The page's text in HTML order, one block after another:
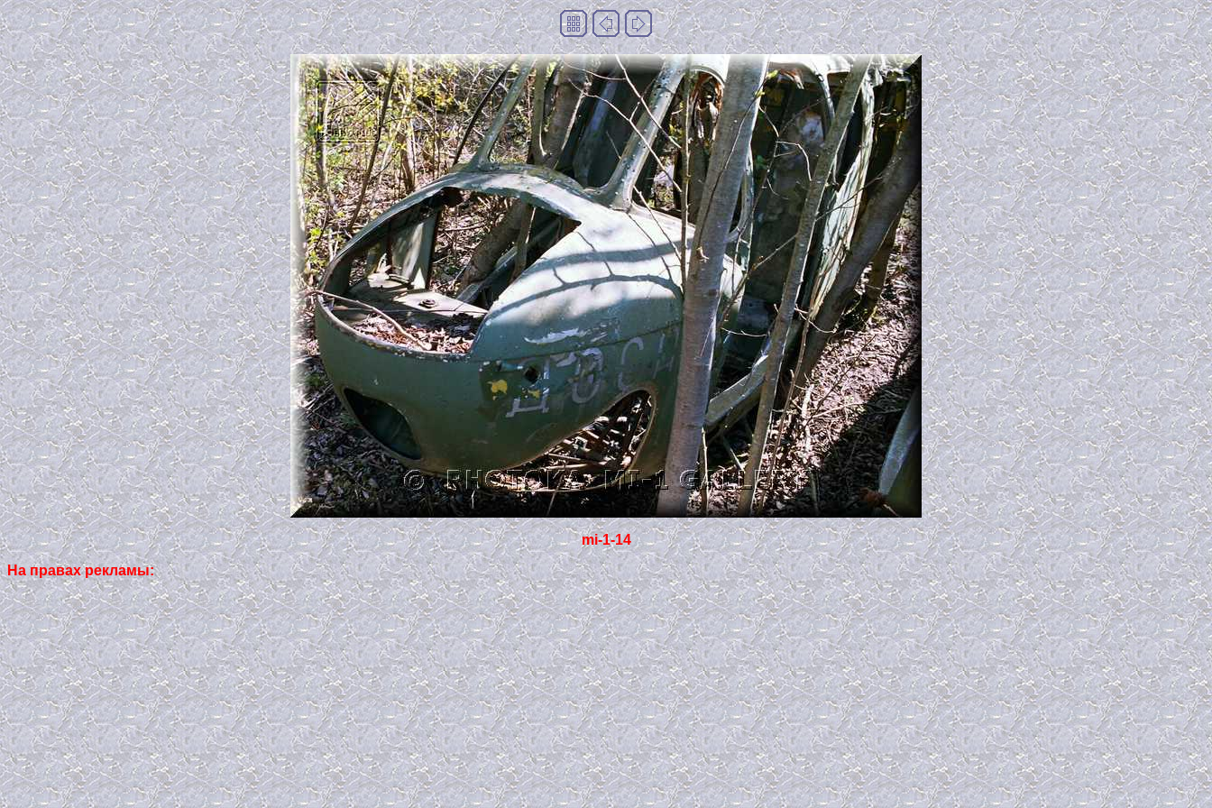
mi-1-14
На правах рекламы: